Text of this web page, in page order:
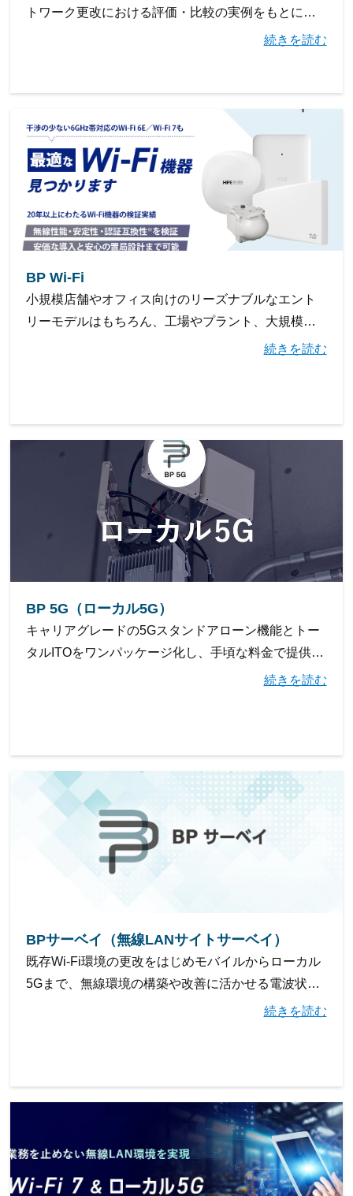
トワーク更改における評価・⽐較の実例をもとに、
選定時に着⽬すべきパラメータや評価の視点をご紹
続きを読む
BP Wi-Fi
⼩規模店舗やオフィス向けのリーズナブルなエント
リーモデルはもちろん、⼯場やプラント、⼤規模商
業施設といった、多端末の同時接続や、広⼤な敷地
続きを読む
BP 5G（ローカル5G）
キャリアグレードの5Gスタンドアローン機能とトー
タルITOをワンパッケージ化し、手頃な料金で提供す
るマネージド型ローカル5Gサービスです。続きを読む
BPサーベイ（無線LANサイトサーベイ）
既存Wi-Fi環境の更改をはじめモバイルからローカル
5Gまで、無線環境の構築や改善に活かせる電波状況
続きを読む